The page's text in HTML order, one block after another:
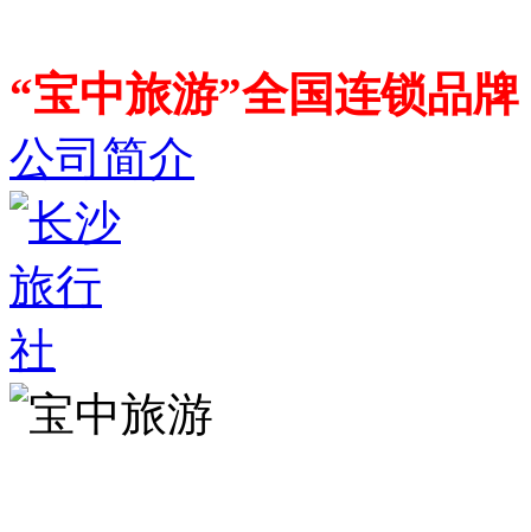
“宝中旅游”全国连锁品
公司简介